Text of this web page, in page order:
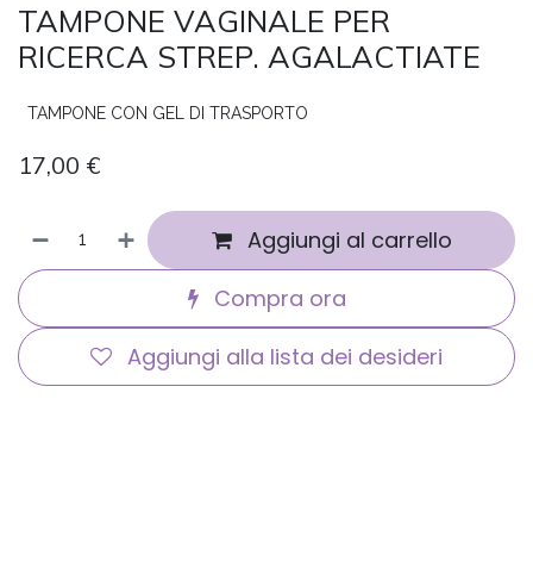
TAMPONE VAGINALE PER
RICERCA STREP. AGALACTIATE
TAMPONE CON GEL DI TRASPORTO
17,00 €
Aggiungi al carrello
Compra ora
Aggiungi alla lista dei desideri